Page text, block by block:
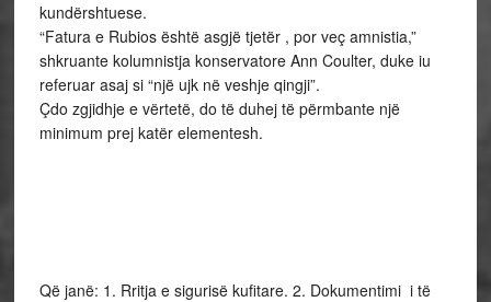
kundërshtuese.
“Fatura e Rubios është asgjë tjetër , por veç amnistia,”
shkruante kolumnistja konservatore Ann Coulter, duke iu
referuar asaj si “një ujk në veshje qingji”.
Çdo zgjidhje e vërtetë, do të duhej të përmbante një
minimum prej katër elementesh.
Që janë: 1. Rritja e sigurisë kufitare. 2. Dokumentimi i të